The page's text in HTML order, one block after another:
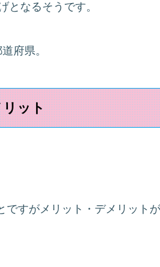
となるそうです。
府県。
リット
すがメリット・デメリットが